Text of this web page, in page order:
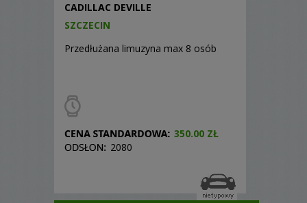
CADILLAC DEVILLE
SZCZECIN
Przedłużana limuzyna max 8 osób
350.00 ZŁ
2080